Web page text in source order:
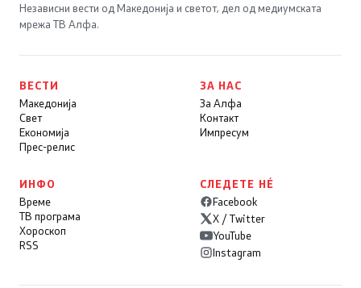
Независни вести од Македонија и светот, дел од медиумската
мрежа ТВ Алфа.
ВЕСТИ
Македонија
Свет
Економија
Прес-релис
ЗА НАС
За Алфа
Контакт
Импресум
ИНФО
Време
ТВ програма
Хороскоп
RSS
СЛЕДЕТЕ НÉ
Facebook
X / Twitter
YouTube
Instagram